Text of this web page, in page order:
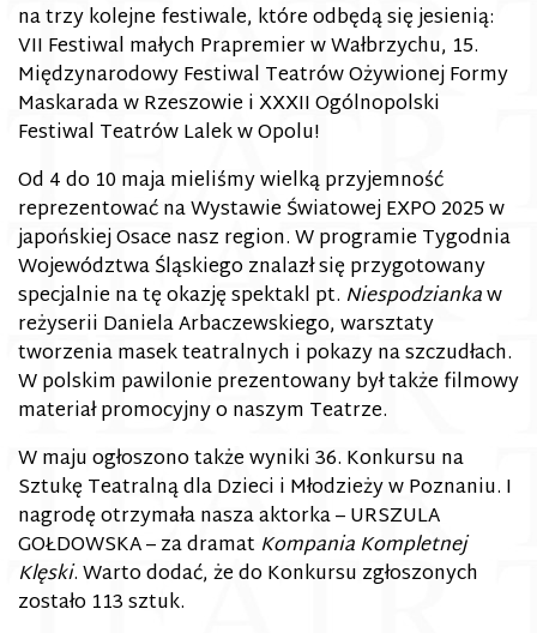
na trzy kolejne festiwale, które odbędą się jesienią:
VII Festiwal małych Prapremier w Wałbrzychu, 15.
Międzynarodowy Festiwal Teatrów Ożywionej Formy
Maskarada w Rzeszowie i XXXII Ogólnopolski
Festiwal Teatrów Lalek w Opolu!
Od 4 do 10 maja mieliśmy wielką przyjemność
reprezentować na Wystawie Światowej EXPO 2025 w
japońskiej Osace nasz region. W programie Tygodnia
Województwa Śląskiego znalazł się przygotowany
specjalnie na tę okazję spektakl pt. Niespodziankaw
reżyserii Daniela Arbaczewskiego, warsztaty
tworzenia masek teatralnych i pokazy na szczudłach.
W polskim pawilonie prezentowany był także filmowy
materiał promocyjny o naszym Teatrze.
W maju ogłoszono także wyniki 36. Konkursu na
Sztukę Teatralną dla Dzieci i Młodzieży w Poznaniu. I
nagrodę otrzymała nasza aktorka – URSZULA
GOŁDOWSKA – za dramat Kompania Kompletnej
Klęski. Warto dodać, że do Konkursu zgłoszonych
zostało 113 sztuk.